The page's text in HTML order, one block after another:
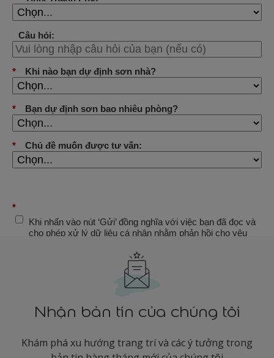
Nhận bản tin của chúng tôi
Khám phá xu hướng trang trí và các ý tưởng trong